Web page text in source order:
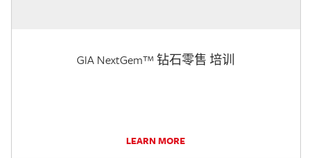
GIA NextGem™ 钻石零售 培训
LEARN MORE